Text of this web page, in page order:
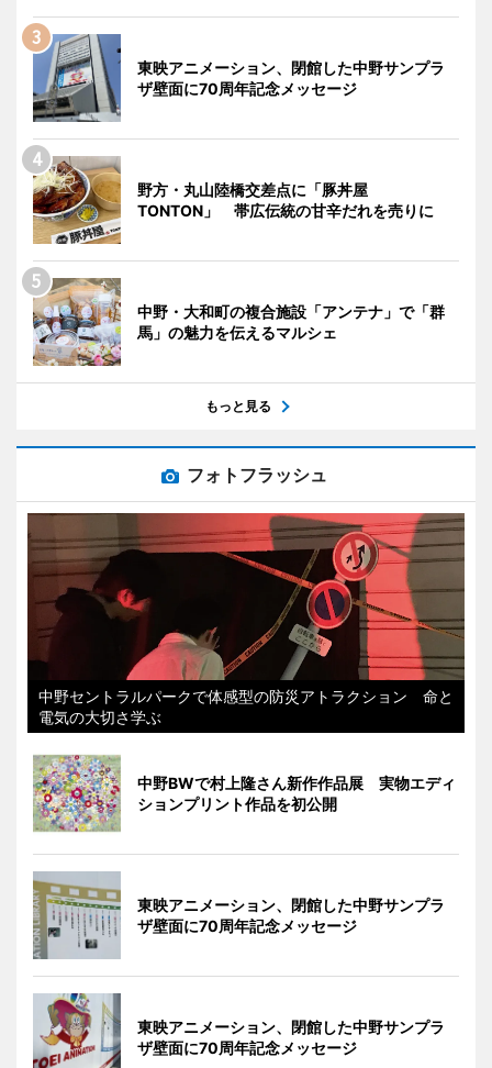
東映アニメーション、閉館した中野サンプラ
ザ壁面に70周年記念メッセージ
野方・丸山陸橋交差点に「豚丼屋
TONTON」 帯広伝統の甘辛だれを売りに
中野・大和町の複合施設「アンテナ」で「群
馬」の魅力を伝えるマルシェ
もっと見る
フォトフラッシュ
中野セントラルパークで体感型の防災アトラクション 命と
電気の大切さ学ぶ
中野BWで村上隆さん新作作品展 実物エディ
ションプリント作品を初公開
東映アニメーション、閉館した中野サンプラ
ザ壁面に70周年記念メッセージ
東映アニメーション、閉館した中野サンプラ
ザ壁面に70周年記念メッセージ